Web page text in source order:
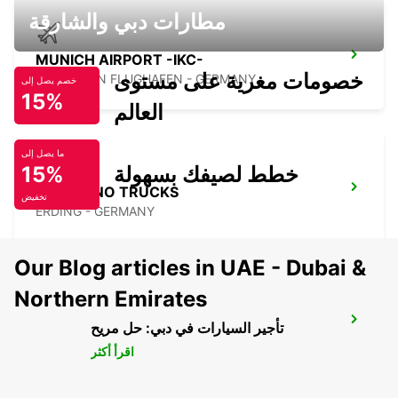
MUNICH AIRPORT -IKC-
MUENCHEN FLUGHAFEN - GERMANY
ERDING NO TRUCKS
ERDING - GERMANY
ROSENHEIM
ROSENHEIM - GERMANY
مطارات دبي والشارقة
خصم يصل إلى
15%
خصومات مغرية على مستوى
العالم
ما يصل إلى
15%
تخفيض
خطط لصيفك بسهولة
Our Blog articles in UAE - Dubai &
Northern Emirates
تأجير السيارات في دبي: حل مريح
اقرأ أكثر